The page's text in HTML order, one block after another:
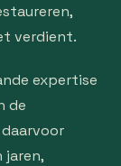
verdient.
expertise
de
jaren,